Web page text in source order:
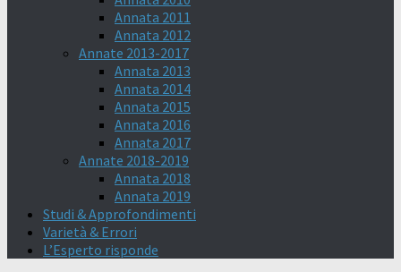
Annata 2011
Annata 2012
Annate 2013-2017
Annata 2013
Annata 2014
Annata 2015
Annata 2016
Annata 2017
Annate 2018-2019
Annata 2018
Annata 2019
Studi & Approfondimenti
Varietà & Errori
L’Esperto risponde